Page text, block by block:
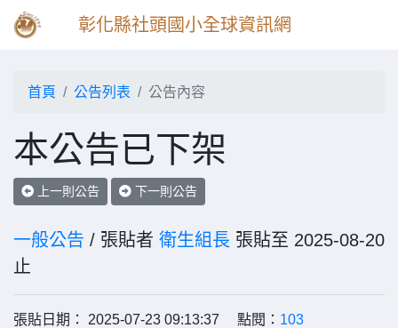
彰化縣社頭國小全球資訊網
首頁 公告列表 公告內容
本公告已下架
上一則公告 下一則公告
一般公告 / 張貼者 衛生組長 張貼至 2025-08-20
止
張貼日期： 2025-07-23 09:13:37 點閱： 103